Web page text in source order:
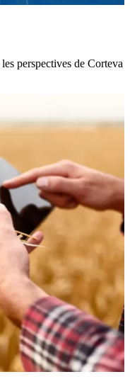
perspectives de Corteva